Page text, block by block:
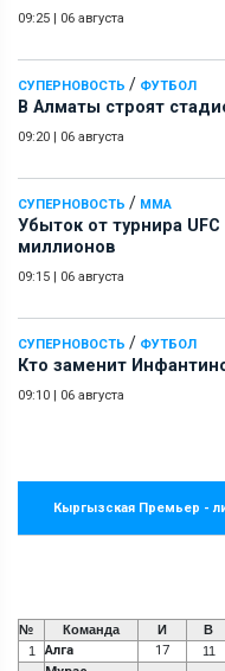
09:25 | 06 августа
СУПЕРНОВОСТЬ / ФУТБОЛ
В Алматы строят
09:20 | 06 августа
СУПЕРНОВОСТЬ / ММА
Убыток от турнира
миллионов
09:15 | 06 августа
СУПЕРНОВОСТЬ / ФУТБОЛ
Кто заменит
09:10 | 06 августа
Кыргызская Премьер -
№ Команда И В
1
Алга 17 11